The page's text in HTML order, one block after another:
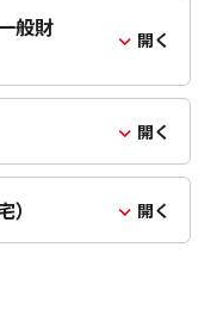
般財
開く
開く
開く